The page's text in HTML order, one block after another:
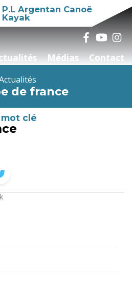
P.L Argentan Canoë
Kayak
Médias Contact
de france
clé